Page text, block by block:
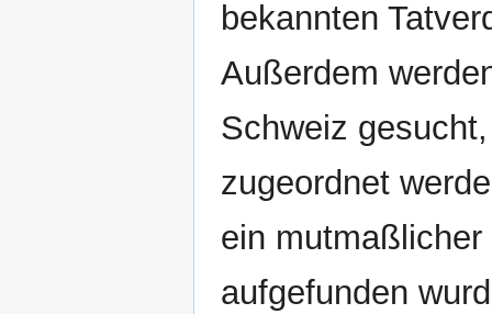
bekannten
Außerdem
Schweiz
zugeordnet
ein
aufgefunden